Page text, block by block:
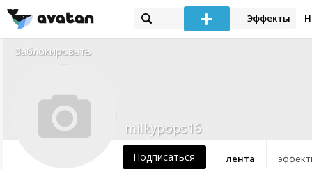
Эффекты
Заблокировать
лента
milkypops16
Подписаться